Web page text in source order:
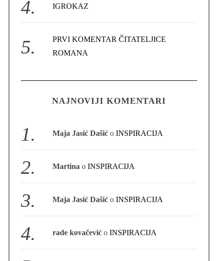
IGROKAZ
PRVI KOMENTAR ČITATELJICE
ROMANA
NAJNOVIJI KOMENTARI
Maja Jasić Dašić oINSPIRACIJA
Martina oINSPIRACIJA
Maja Jasić Dašić oINSPIRACIJA
rade kovačević oINSPIRACIJA
a
r
c
h
f
r
: